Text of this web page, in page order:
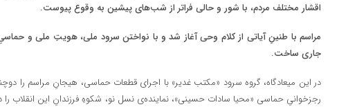
اقشار مختلف مردم، با شور و حالی فراتر از شب‌های پیشین به وقوع پیوست.
مراسم با طنینِ آیاتی از کلام وحی آغاز شد و با نواختن سرود ملی، هویتِ ملی و
جاری ساخت.
در این میعادگاه، گروه سرود «مکتب غدیر» با اجرای قطعات حماسی، هیجانِ مراسم را
رجزخوانیِ حماسی «محیا سادات حسینی»، نماینده‌ی نسل نو، شکوهِ فرزندانِ این انقلاب را